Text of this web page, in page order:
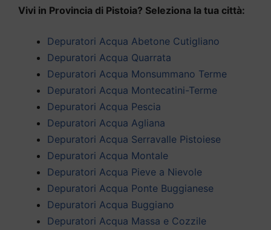
Vivi in Provincia di Pistoia? Seleziona la tua città:
Depuratori Acqua Abetone Cutigliano
Depuratori Acqua Quarrata
Depuratori Acqua Monsummano Terme
Depuratori Acqua Montecatini-Terme
Depuratori Acqua Pescia
Depuratori Acqua Agliana
Depuratori Acqua Serravalle Pistoiese
Depuratori Acqua Montale
Depuratori Acqua Pieve a Nievole
Depuratori Acqua Ponte Buggianese
Depuratori Acqua Buggiano
Depuratori Acqua Massa e Cozzile